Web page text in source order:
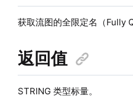
获取流图的全限定名（Fully
返回值
STRING 类型标量。